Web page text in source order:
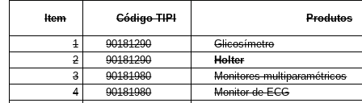
Item Código TIPI Produtos
1 90181290
Glicosímetro
2
90181290
Holter
3
90181980
Monitores multiparamétricos
4
90181980
Monitor de ECG